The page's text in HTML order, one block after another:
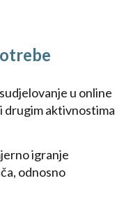
u online
drugim aktivnostima
igranje
odnosno